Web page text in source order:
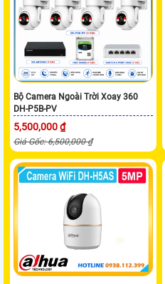
Bộ Camera Ngoài Trời Xoay 360
DH-P5B-PV
5,500,000 ₫
Giá Gốc: 6,500,000 ₫